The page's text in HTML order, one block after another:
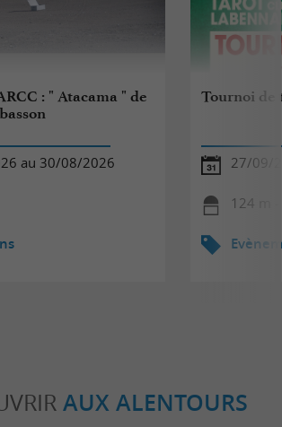
: " Atacama " de
au 30/08/2026
Tournoi de
27/09/
124 m
AUX ALENTOURS